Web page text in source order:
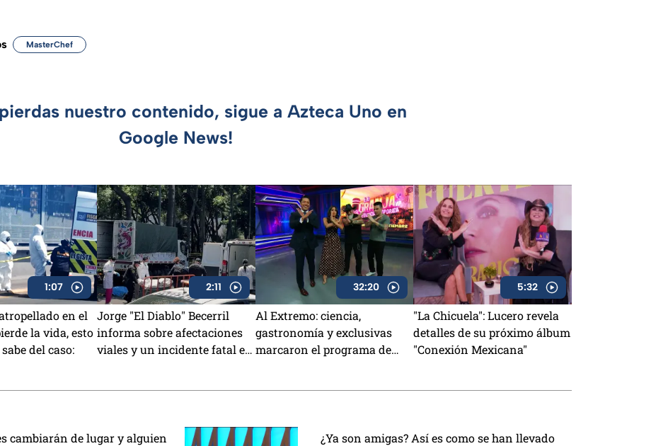
MasterChef
nuestro contenido, sigue a Azteca Uno en
Google News!
1:07
en el
la vida, esto
del caso:
2:11
Jorge "El Diablo" Becerril
informa sobre afectaciones
viales y un incidente fatal en
32:20
Al Extremo: ciencia,
gastronomía y exclusivas
marcaron el programa de
5:32
"La Chicuela": Lucero revela
detalles de su próximo álbum
"Conexión Mexicana"
cambiarán de lugar y alguien
¿Ya son amigas? Así es como se han llevado